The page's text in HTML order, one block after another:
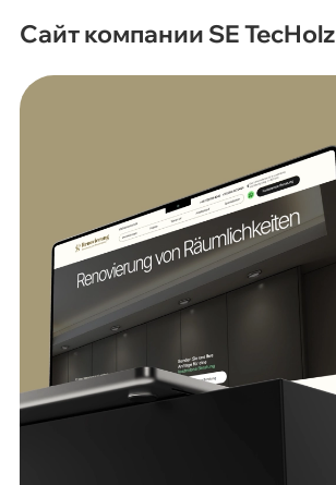
Сайт компании SE TecHolz